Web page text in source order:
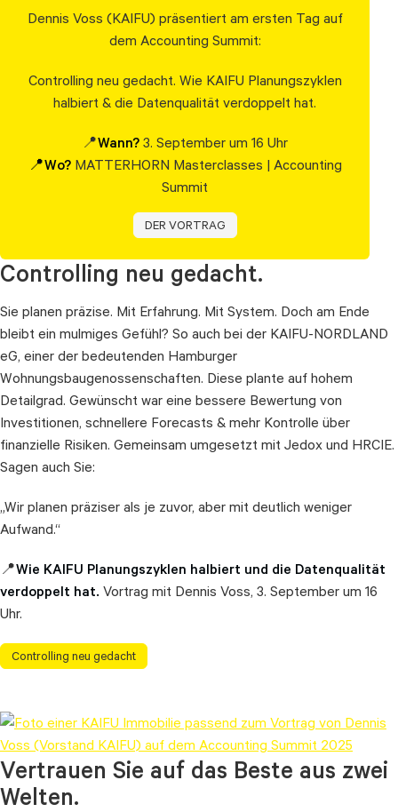
Dennis Voss (KAIFU) präsentiert am ersten Tag auf
dem Accounting Summit:
Controlling neu gedacht. Wie KAIFU Planungszyklen
halbiert & die Datenqualität verdoppelt hat.
📍Wann? 3. September um 16 Uhr
📍Wo? MATTERHORN Masterclasses | Accounting
Summit
DER VORTRAG
Controlling neu gedacht.
Sie planen präzise. Mit Erfahrung. Mit System. Doch am Ende
bleibt ein mulmiges Gefühl? So auch bei der KAIFU-NORDLAND
eG, einer der bedeutenden Hamburger
Wohnungsbaugenossenschaften. Diese plante auf hohem
Detailgrad. Gewünscht war eine bessere Bewertung von
Investitionen, schnellere Forecasts & mehr Kontrolle über
finanzielle Risiken. Gemeinsam umgesetzt mit Jedox und HRCIE.
Sagen auch Sie:
„Wir planen präziser als je zuvor, aber mit deutlich weniger
Aufwand.“
📍Wie KAIFU Planungszyklen halbiert und die Datenqualität
verdoppelt hat. Vortrag mit Dennis Voss, 3. September um 16
Uhr.
Controlling neu gedacht
Vertrauen Sie auf das Beste aus zwei
Welten.